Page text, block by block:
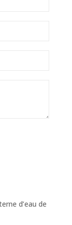
d’eau de